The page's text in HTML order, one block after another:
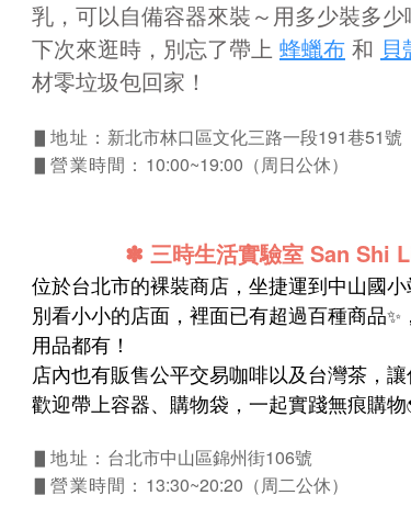
乳，可以自備容器來裝～用多少裝多少
下次來逛時，別忘了帶上 蜂蠟布 和
材零垃圾包回家！
▋地址： 新北市林口區文化三路一段191巷51號
▋營業時間： 10:00~19:00（周日公休）
✽ 三時生活實驗室 San Shi
位於台北市的裸裝商店，坐捷運到中山國小
別看小小的店面，裡面已有超過百種商品✨
用品都有！
店內也有販售公平交易咖啡以及台灣茶，讓
歡迎帶上容器、購物袋，一起實踐無痕購物
▋地址： 台北市中山區錦州街106號
▋營業時間： 13:30~20:20（周二公休）